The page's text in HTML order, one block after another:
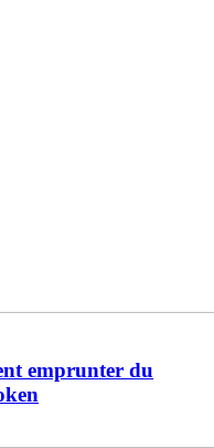
emprunter du